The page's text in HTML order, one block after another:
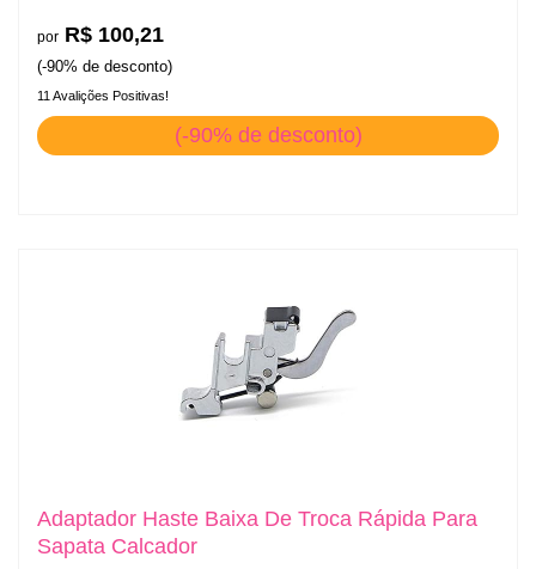
por R$ 100,21
(-90% de desconto)
11 Avalições Positivas!
(-90% de desconto)
Adaptador Haste Baixa De Troca Rápida Para
Sapata Calcador